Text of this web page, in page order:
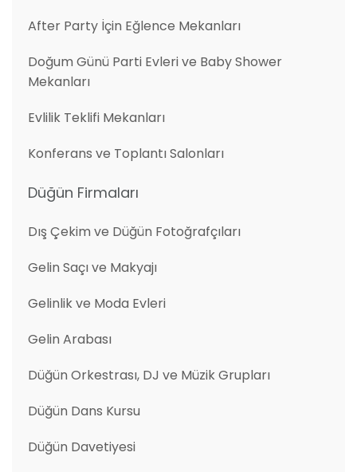
After Party İçin Eğlence Mekanları
Doğum Günü Parti Evleri ve Baby Shower
Mekanları
Evlilik Teklifi Mekanları
Konferans ve Toplantı Salonları
Düğün Firmaları
Dış Çekim ve Düğün Fotoğrafçıları
Gelin Saçı ve Makyajı
Gelinlik ve Moda Evleri
Gelin Arabası
Düğün Orkestrası, DJ ve Müzik Grupları
Düğün Dans Kursu
Düğün Davetiyesi